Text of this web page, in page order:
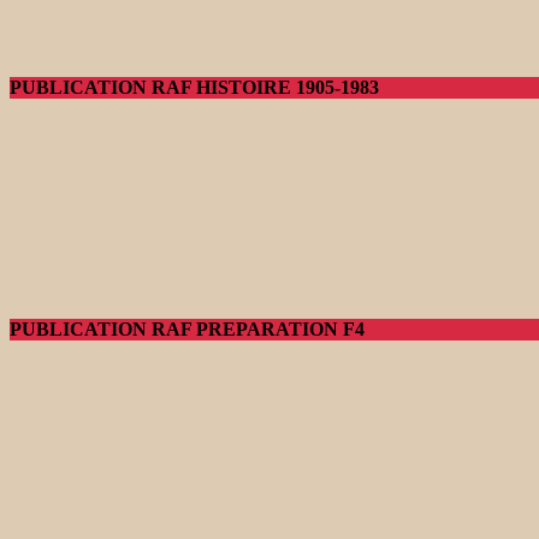
PUBLICATION RAF HISTOIRE 1905-1983
PUBLICATION RAF PREPARATION F4